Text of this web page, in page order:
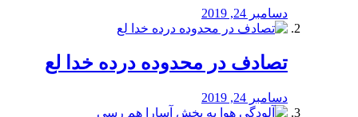
دسامبر 24, 2019
تصادف در محدوده درده خدا لع
دسامبر 24, 2019